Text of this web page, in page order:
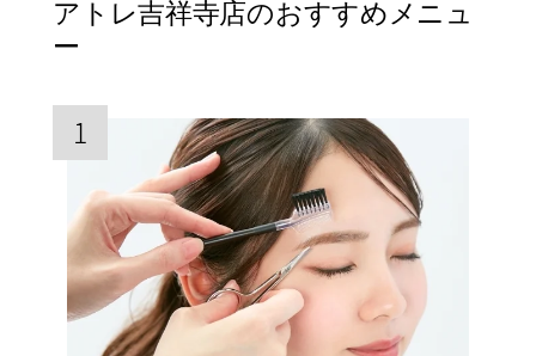
アトレ吉祥寺店のおすすめメニュ
ー
1